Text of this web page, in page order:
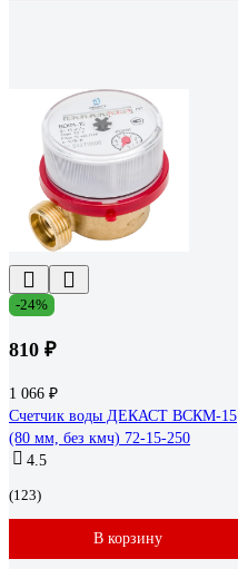
-24%
810 ₽
1 066 ₽
Счетчик воды ДЕКАСТ ВСКМ-15
(80 мм, без кмч) 72-15-250
4.5
(123)
В корзину